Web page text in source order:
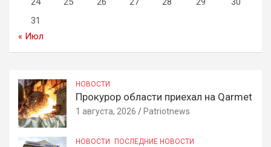
31
« Июл
НОВОСТИ
Прокурор области приехал на Qarmet
1 августа, 2026 Patriotnews
НОВОСТИ ПОСЛЕДНИЕ НОВОСТИ